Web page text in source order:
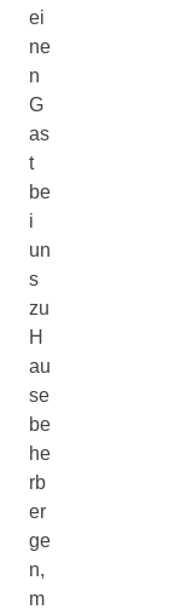
ei
ne
n
G
as
t
be
i
un
s
zu
H
au
se
be
he
rb
er
ge
n,
m